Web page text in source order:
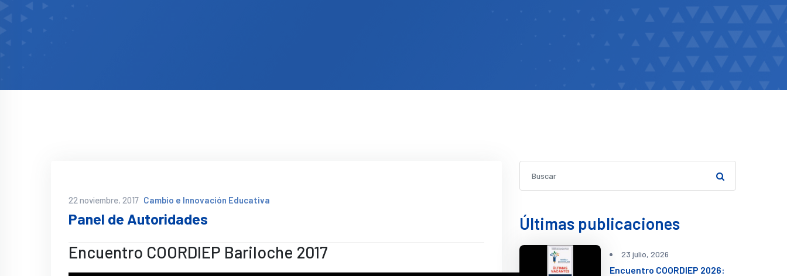
22 noviembre, 2017 Cambio e Innovación Educativa
Panel de Autoridades
Encuentro COORDIEP Bariloche 2017
Últimas publicaciones
23 julio, 2026
Encuentro COORDIEP 2026: